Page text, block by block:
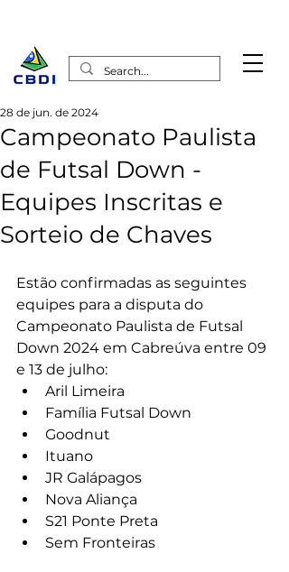
Campeonato Paulista
de Futsal Down -
Equipes Inscritas e
Sorteio de Chaves
28 de jun. de 2024
Estão confirmadas as seguintes
equipes para a disputa do
Campeonato Paulista de Futsal
Down 2024 em Cabreúva entre 09
e 13 de julho:
Aril Limeira
Família Futsal Down
Goodnut
Ituano
JR Galápagos
Nova Aliança
S21 Ponte Preta
Sem Fronteiras